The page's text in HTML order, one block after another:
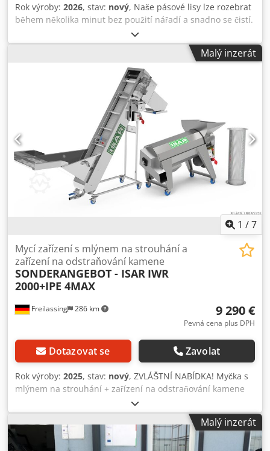
Rok výroby: 2026, stav: nový, Naše pásové lisy lze rozebrat
během několika minut bez použití nářadí a snadno se čistí.
Obsluha je intuitivní a pás se účinně čistí pomocí tří
rozprašovacích trysek a silikonových stěračů. Tato
inovativní technologie zajišťuje obzvláště hospodárný
provoz při extrakci šťávy z ovoce a zeleniny. Není nutný
vysokotlaký čistič, což také šetří náklady na elektřinu. K
provozu postačí kompresor s tlakem 8 barů a ½” vodní
přípojkou. • Plně automatické, plynulé řízení rychlosti pásu
• Snadno se čistí • Nízká údržba Credpev Sq Nbofx Al Nsf •
Vybaveno odvalovacími patkami stroje • Automatická
korekce pásky Technické informace Jmenovitá kapacita: 350
kg/h Pracovní šířka: 400 mm Výtěžnost šťávy: až 75 %
Příkon: 0,55 kW, 400 V, 16 A Materiál: Wnr. 1.4301,
nerezová ocel AISI 304 Potřeba stlačeného vzduchu: cca 6
bar. 50 l/h Rozměry: Délka: 1080 mm Šířka: 1070 mm Výška:
Malý inzerát
1 /7
Freilassing 286 km
Mycí zařízení s mlýnem na strouhání a
zařízení na odstraňování kamene
SONDERANGEBOT - ISAR IWR
2000+IPE 4MAX
9 290 €
Pevná cena plus DPH
Dotazovat se Zavolat
Rok výroby: 2025, stav: nový, ZVLÁŠTNÍ NABÍDKA! Myčka s
mlýnem na strouhání + zařízení na odstraňování kamene
IWR2000 Mycí systém s roštovým mlýnkem na ovoce a
zeleninu. Systém je celý vyroben z nerezové oceli a má
třídicí rošt, mycí nádobu a dopravní pás. Plody padají do
vody a po předmytí jsou dále transportovány po dopravním
Malý inzerát